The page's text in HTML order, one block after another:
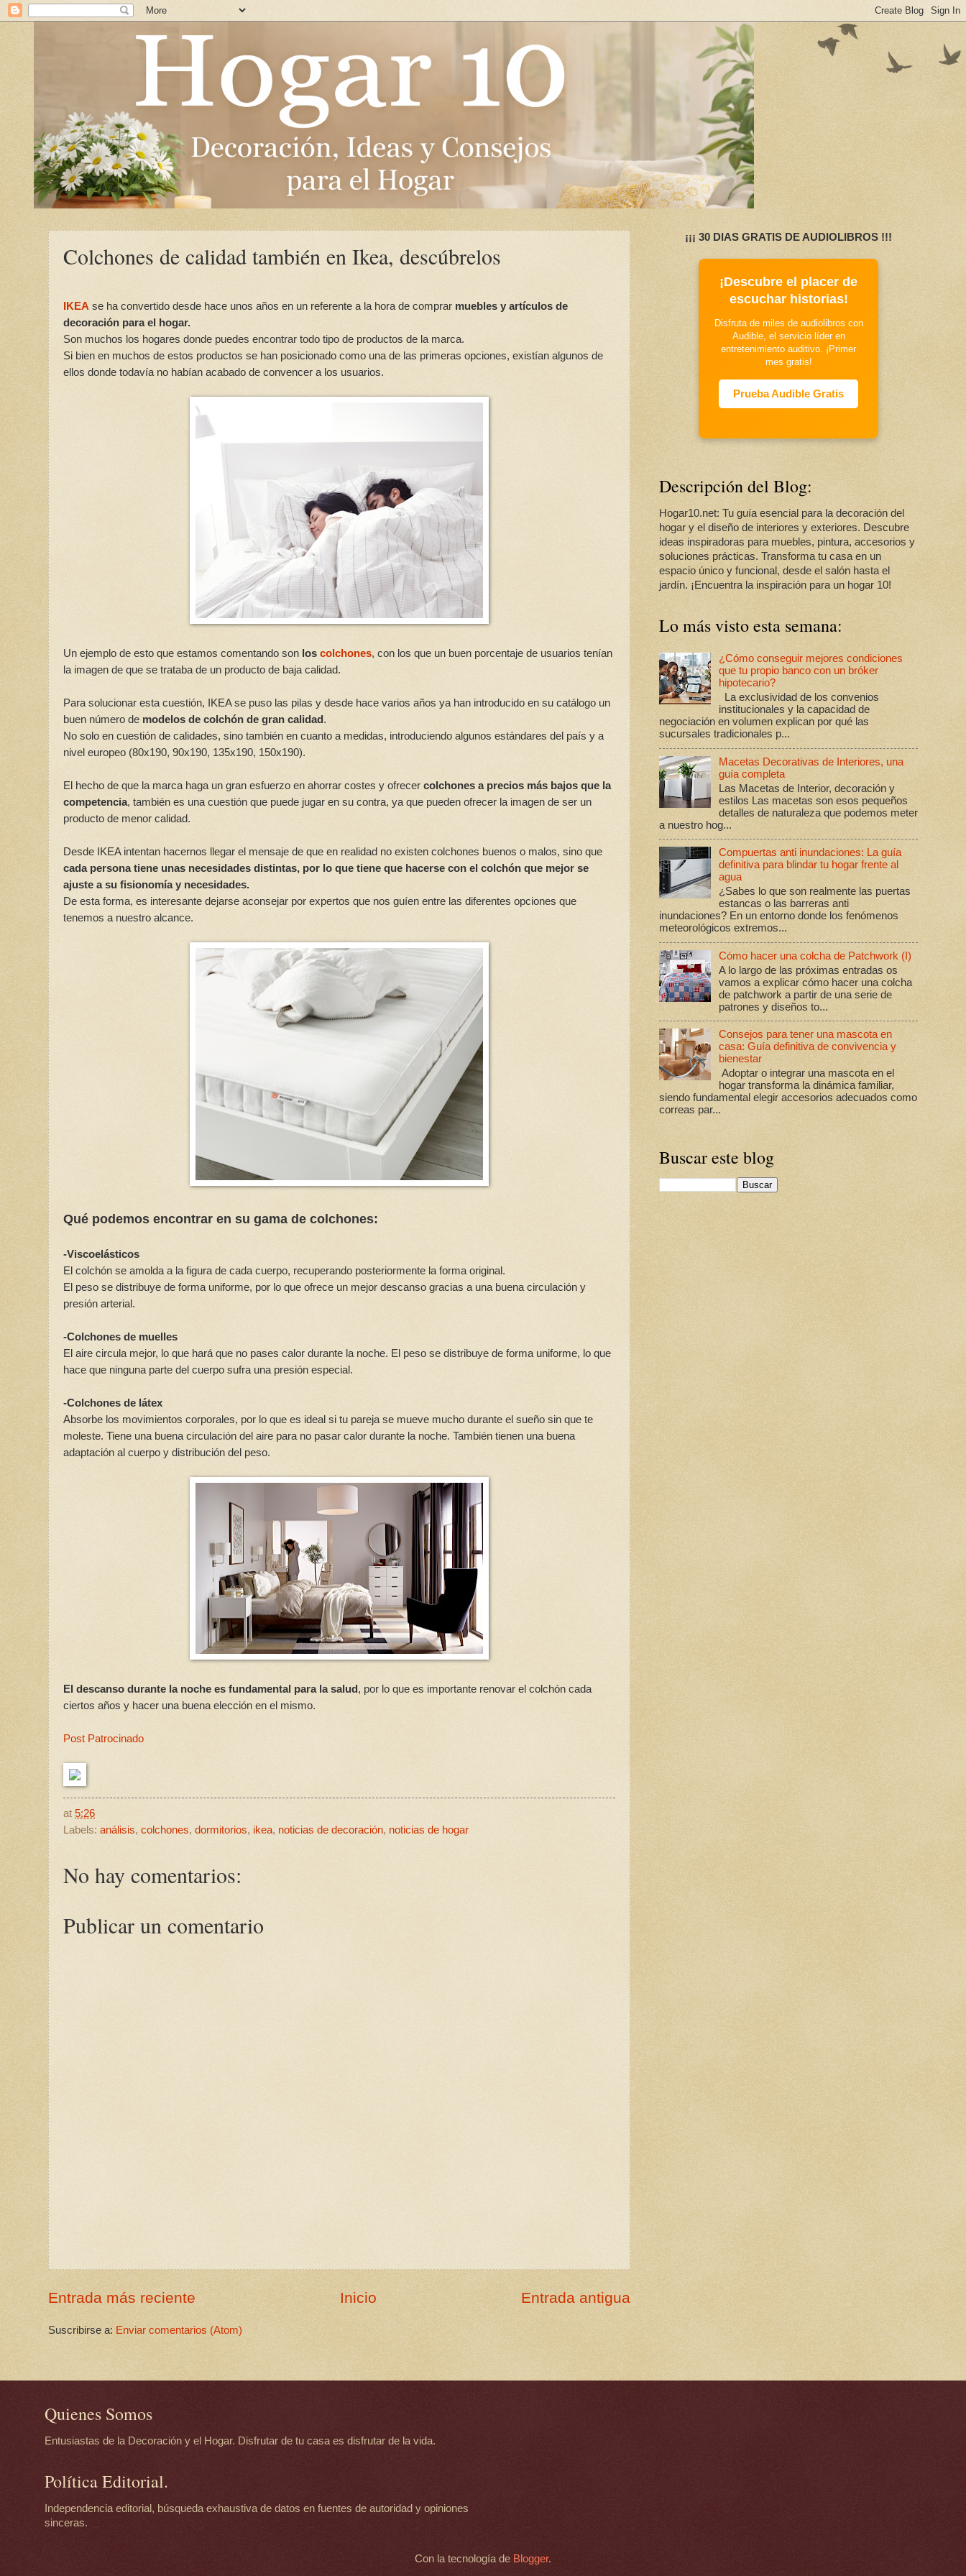
Colchones de calidad también en Ikea, descúbrelos
IKEA se ha convertido desde hace unos años en un referente a la hora de comprar muebles y artículos de
decoración para el hogar.
Son muchos los hogares donde puedes encontrar todo tipo de productos de la marca.
Si bien en muchos de estos productos se han posicionado como una de las primeras opciones, existían algunos de
ellos donde todavía no habían acabado de convencer a los usuarios.
Un ejemplo de esto que estamos comentando son los colchones, con los que un buen porcentaje de usuarios tenían
la imagen de que se trataba de un producto de baja calidad.
Para solucionar esta cuestión, IKEA se puso las pilas y desde hace varios años ya han introducido en su catálogo un
buen número de modelos de colchón de gran calidad.
No solo en cuestión de calidades, sino también en cuanto a medidas, introduciendo algunos estándares del país y a
nivel europeo (80x190, 90x190, 135x190, 150x190).
El hecho de que la marca haga un gran esfuerzo en ahorrar costes y ofrecer colchones a precios más bajos que la
competencia, también es una cuestión que puede jugar en su contra, ya que pueden ofrecer la imagen de ser un
producto de menor calidad.
Desde IKEA intentan hacernos llegar el mensaje de que en realidad no existen colchones buenos o malos, sino que
cada persona tiene unas necesidades distintas, por lo que tiene que hacerse con el colchón que mejor se
ajuste a su fisionomía y necesidades.
De esta forma, es interesante dejarse aconsejar por expertos que nos guíen entre las diferentes opciones que
tenemos a nuestro alcance.
Qué podemos encontrar en su gama de colchones:
-Viscoelásticos
El colchón se amolda a la figura de cada cuerpo, recuperando posteriormente la forma original.
El peso se distribuye de forma uniforme, por lo que ofrece un mejor descanso gracias a una buena circulación y
presión arterial.
-Colchones de muelles
El aire circula mejor, lo que hará que no pases calor durante la noche. El peso se distribuye de forma uniforme, lo que
hace que ninguna parte del cuerpo sufra una presión especial.
-Colchones de látex
Absorbe los movimientos corporales, por lo que es ideal si tu pareja se mueve mucho durante el sueño sin que te
moleste. Tiene una buena circulación del aire para no pasar calor durante la noche. También tienen una buena
adaptación al cuerpo y distribución del peso.
El descanso durante la noche es fundamental para la salud, por lo que es importante renovar el colchón cada
ciertos años y hacer una buena elección en el mismo.
Post Patrocinado
at 5:26
Labels: análisis, colchones, dormitorios, ikea, noticias de decoración, noticias de hogar
No hay comentarios:
Publicar un comentario
Entrada más reciente Entrada antigua
Inicio
Suscribirse a: Enviar comentarios (Atom)
¡¡¡ 30 DIAS GRATIS DE AUDIOLIBROS !!!
¡Descubre el placer de
escuchar historias!
Disfruta de miles de audiolibros con
Audible, el servicio líder en
entretenimiento auditivo. ¡Primer
mes gratis!
Prueba Audible Gratis
Descripción del Blog:
Hogar10.net: Tu guía esencial para la decoración del
hogar y el diseño de interiores y exteriores. Descubre
ideas inspiradoras para muebles, pintura, accesorios y
soluciones prácticas. Transforma tu casa en un
espacio único y funcional, desde el salón hasta el
jardín. ¡Encuentra la inspiración para un hogar 10!
Lo más visto esta semana:
¿Cómo conseguir mejores condiciones
que tu propio banco con un bróker
hipotecario?
La exclusividad de los convenios
institucionales y la capacidad de
negociación en volumen explican por qué las
sucursales tradicionales p...
Macetas Decorativas de Interiores, una
guía completa
Las Macetas de Interior, decoración y
estilos Las macetas son esos pequeños
detalles de naturaleza que podemos meter
a nuestro hog...
Compuertas anti inundaciones: La guía
definitiva para blindar tu hogar frente al
agua
¿Sabes lo que son realmente las puertas
estancas o las barreras anti
inundaciones? En un entorno donde los fenómenos
meteorológicos extremos...
Cómo hacer una colcha de Patchwork (I)
A lo largo de las próximas entradas os
vamos a explicar cómo hacer una colcha
de patchwork a partir de una serie de
patrones y diseños to...
Consejos para tener una mascota en
casa: Guía definitiva de convivencia y
bienestar
Adoptar o integrar una mascota en el
hogar transforma la dinámica familiar,
siendo fundamental elegir accesorios adecuados como
correas par...
Buscar este blog
Quienes Somos
Entusiastas de la Decoración y el Hogar. Disfrutar de tu casa es disfrutar de la vida.
Política Editorial.
Independencia editorial, búsqueda exhaustiva de datos en fuentes de autoridad y opiniones
sinceras.
Con la tecnología de Blogger.